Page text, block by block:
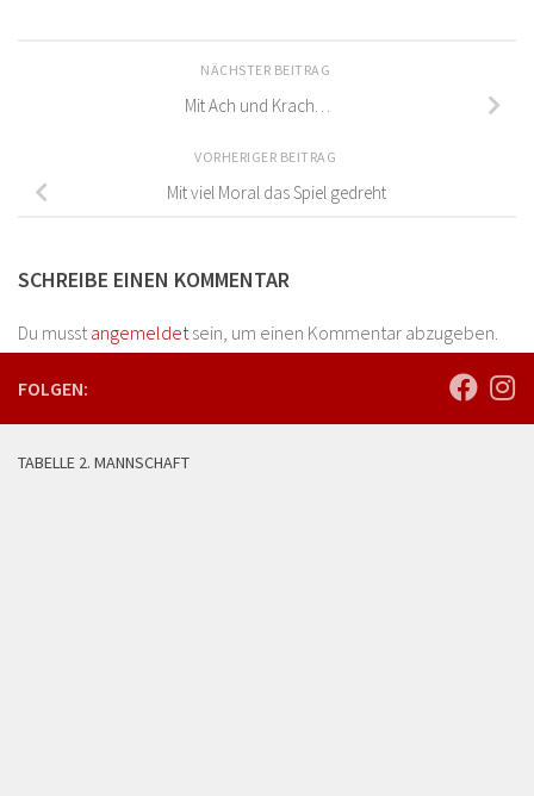
NÄCHSTER BEITRAG
Mit Ach und Krach…
VORHERIGER BEITRAG
Mit viel Moral das Spiel gedreht
SCHREIBE EINEN KOMMENTAR
Du musstangemeldetsein, um einen Kommentar abzugeben.
FOLGEN:
TABELLE 2. MANNSCHAFT